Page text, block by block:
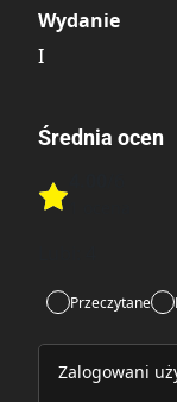
Wydanie
I
Średnia ocen
Rate this
Przeczytane
Zalogowani